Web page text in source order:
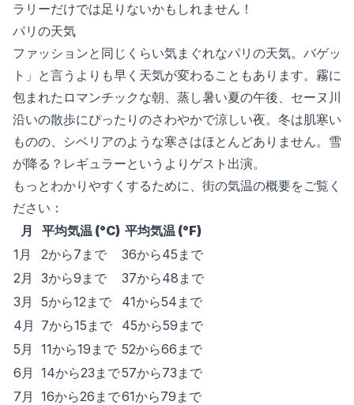
ラリーだけでは足りないかもしれません！
パリの天気
ファッションと同じくらい気まぐれなパリの天気。バゲッ
ト」と言うよりも早く天気が変わることもあります。霧に
包まれたロマンチックな朝、蒸し暑い夏の午後、セーヌ川
沿いの散歩にぴったりのさわやかで涼しい夜。冬は肌寒い
ものの、シベリアのような寒さはほとんどありません。雪
が降る？レギュラーというよりゲスト出演。
もっとわかりやすくするために、街の気温の概要をご覧く
ださい：
月
平均気温 (°C) 平均気温 (°F)
1月
2から7まで
36から45まで
2月
3から9まで
37から48まで
3月
5から12まで
41から54まで
4月 7から15まで
45から59まで
5月
11から19まで 52から66まで
6月 14から23まで57から73まで
7月 16から26まで61から79まで